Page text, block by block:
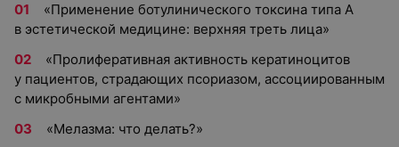
«Применение ботулинического токсина типа А
в эстетической медицине: верхняя треть лица»
«Пролиферативная активность кератиноцитов
у пациентов, страдающих псориазом, ассоциированным
с микробными агентами»
«Мелазма: что делать?»